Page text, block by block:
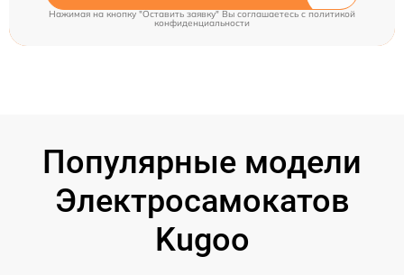
Нажимая на кнопку "Оставить заявку" Вы соглашаетесь cполитикой
конфиденциальности
Популярные модели
Электросамокатов
Kugoo